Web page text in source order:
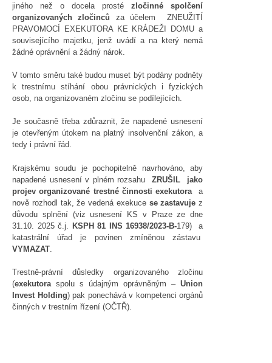
jiného než o docela prostézločinné spolčení
organizovaných zločinců za účelem ZNEUŽITÍ
PRAVOMOCÍ EXEKUTORA KE KRÁDEŽI DOMU a
souvisejícího majetku, jenž uvádí a na který nemá
žádné oprávnění a žádný nárok.
V tomto směru také budou muset být podány podněty
k trestnímu stíhání obou právnických i fyzických
osob, na organizovaném zločinu se podílejících.
Je současně třeba zdůraznit, že napadené usnesení
je otevřeným útokem na platný insolvenční zákon, a
tedy i právní řád.
Krajskému soudu je pochopitelně navrhováno, aby
napadené usnesení v plném rozsahuZRUŠIL jako
projev organizované trestné činnosti exekutora a
nově rozhodl tak, že vedená exekucese zastavujez
důvodu splnění (viz usnesení KS v Praze ze dne
31.10. 2025 č.j. KSPH 81 INS 16938/2023-B-179) a
katastrální úřad je povinen zmíněnou zástavu
VYMAZAT
Trestně-právní důsledky organizovaného zločinu
(exekutora spolu s údajným oprávněným –Union
Invest Holding) pak ponechává v kompetenci orgánů
činných v trestním řízení (OČTŘ).